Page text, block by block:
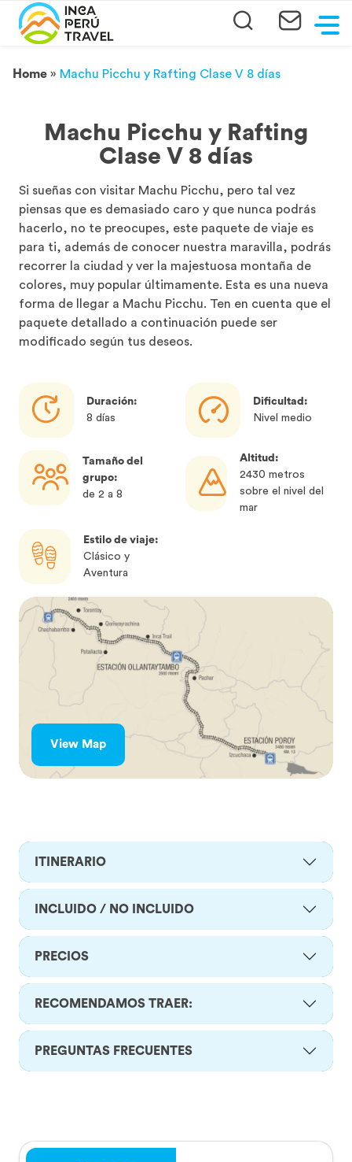
Home » Machu Picchu y Rafting Clase V 8 días
Machu Picchu y Rafting
Clase V 8 días
Si sueñas con visitar Machu Picchu, pero tal vez
piensas que es demasiado caro y que nunca podrás
hacerlo, no te preocupes, este paquete de viaje es
para ti, además de conocer nuestra maravilla, podrás
recorrer la ciudad y ver la majestuosa montaña de
colores, muy popular últimamente. Esta es una nueva
forma de llegar a Machu Picchu. Ten en cuenta que el
paquete detallado a continuación puede ser
modificado según tus deseos.
Duración:
8 días
Dificultad:
Nivel medio
Tamaño del
grupo:
de 2 a 8
Altitud:
2430 metros
sobre el nivel del
mar
Estilo de viaje:
Clásico y
Aventura
View Map
ITINERARIO
INCLUIDO / NO INCLUIDO
PRECIOS
RECOMENDAMOS TRAER:
PREGUNTAS FRECUENTES